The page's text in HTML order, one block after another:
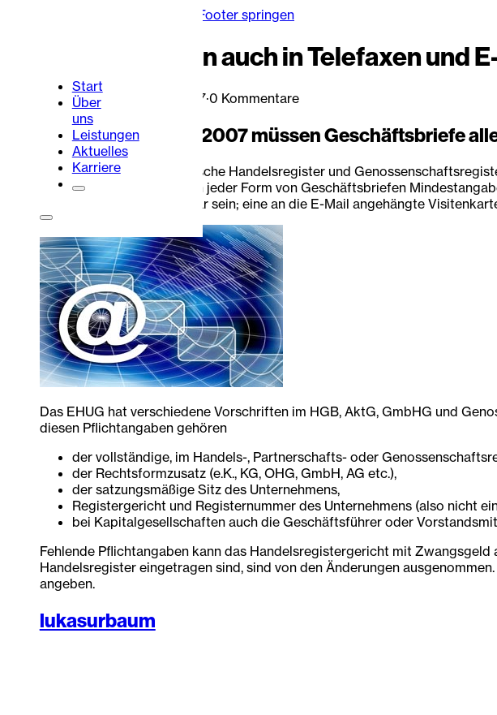
Zum Footer springen
Start
Über
uns
Leistungen
Aktuelles
Karriere
Pflichtangaben auch in Telefaxen und
Lukas Urbaum 24. Juli 2017·0 Kommentare
Seit dem 1. Januar 2007 müssen Geschäftsbriefe
Das Gesetz über elektronische Handelsregister und
Januar 2007 müssen Sie in jeder Form von Geschäftsbriefen
die Angaben deutlich lesbar sein; eine an die E-Mail angehängte
Das EHUG hat verschiedene Vorschriften im HGB, AktG, GmbHG und
diesen Pflichtangaben gehören
der vollständige, im Handels-, Partnerschafts- oder
der Rechtsformzusatz (e.K., KG, OHG, GmbH, AG etc.),
der satzungsmäßige Sitz des Unternehmens,
Registergericht und Registernummer des Unternehmens (also nicht
bei Kapitalgesellschaften auch die Geschäftsführer oder
Fehlende Pflichtangaben kann das Handelsregistergericht mit
Handelsregister eingetragen sind, sind von den Änderungen
angeben.
lukasurbaum